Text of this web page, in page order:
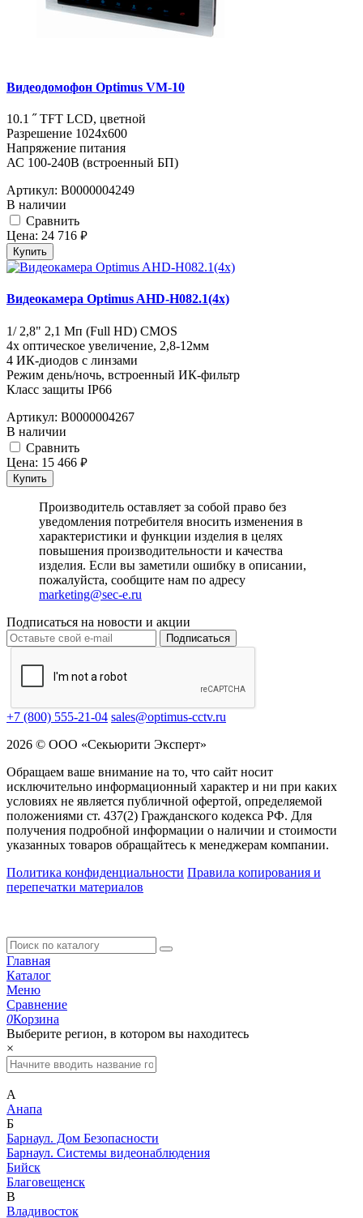
Видеодомофон Optimus VM-10
10.1 ˝ TFT LCD, цветной
Разрешение 1024x600
Напряжение питания
АС 100-240В (встроенный БП)
Артикул: В0000004249
В наличии
Cравнить
Цена: 24 716 руб.
Купить
Видеокамера Optimus AHD-H082.1(4x)
1/ 2,8" 2,1 Мп (Full HD) CMOS
4х оптическое увеличение, 2,8-12мм
4 ИК-диодов с линзами
Режим день/ночь, встроенный ИК-фильтр
Класс защиты IР66
Артикул: В0000004267
В наличии
Cравнить
Цена: 15 466 руб.
Купить
Производитель оставляет за собой право без
уведомления потребителя вносить изменения в
характеристики и функции изделия в целях
повышения производительности и качества
изделия. Если вы заметили ошибку в описании,
пожалуйста, сообщите нам по адресу
marketing@sec-e.ru
Подписаться на новости и акции
Подписаться
+7 (800) 555-21-04 sales@optimus-cctv.ru
2026 © ООО «Секьюрити Эксперт»
Обращаем ваше внимание на то, что сайт носит
исключительно информационный характер и ни при каких
условиях не является публичной офертой, определяемой
положениями ст. 437(2) Гражданского кодекса РФ. Для
получения подробной информации о наличии и стоимости
указанных товаров обращайтесь к менеджерам компании.
Политика конфиденциальности Правила копирования и
перепечатки материалов
Главная
Каталог
Меню
Сравнение
0Корзина
Выберите регион, в котором вы находитесь
×
А
Анапа
Б
Барнаул. Дом Безопасности
Барнаул. Системы видеонаблюдения
Бийск
Благовещенск
В
Владивосток